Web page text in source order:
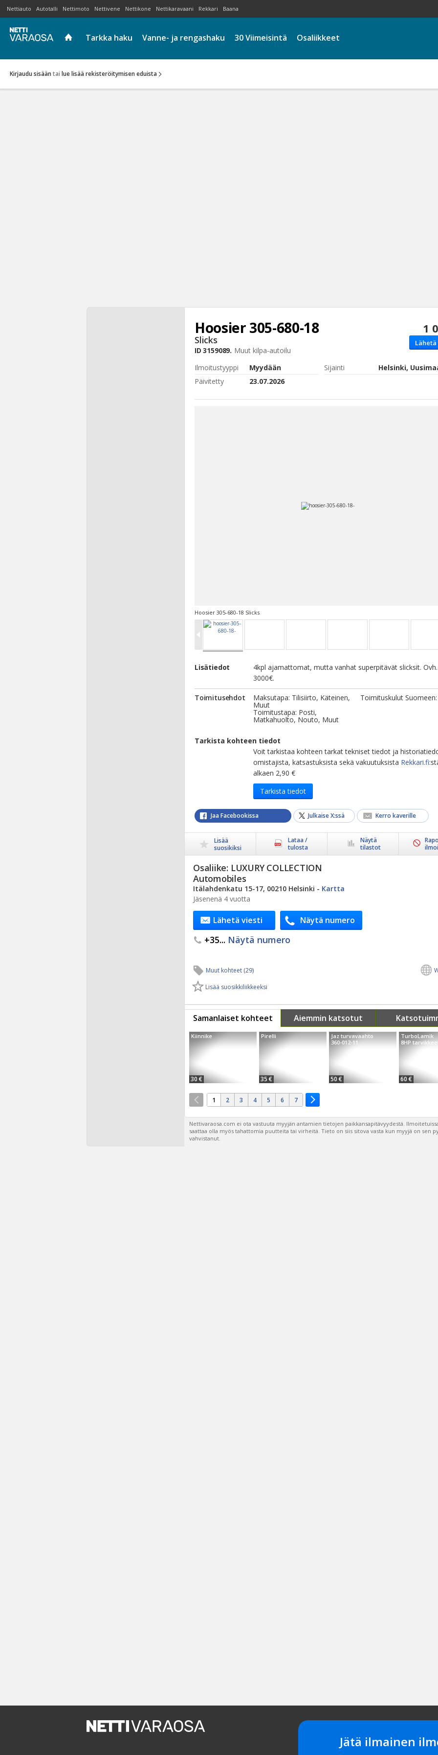
Nettiauto Autotalli Nettimoto Nettivene Nettikone Nettikaravaani Rekkari Baana
Tarkka haku Vanne- ja rengashaku 30 Viimeisintä Osaliikkeet
Kirjaudu sisään tai lue lisää rekisteröitymisen eduista
1
Hoosier 305-680-18
Slicks
ID3159089. Muutkilpa-autoilu
Ilmoitustyyppi
Myydään Sijainti
Helsinki,
Päivitetty
23.07.2026
Hoosier 305-680-18 Slicks
Lisätiedot
4kpl ajamattomat, mutta vanhat superpitävät slicksit.
3000€.
Toimitusehdot Maksutapa: Tilisiirto, Käteinen,
Muut
Toimitustapa: Posti,
Matkahuolto, Nouto, Muut
Toimituskulut
Tarkista kohteen tiedot
Voit tarkistaa kohteen tarkat tekniset tiedot ja
omistajista, katsastuksista sekä vakuutuksista Rekkari.fi
alkaen 2,90 €
Tarkista tiedot
Jaa Facebookissa Julkaise X:ssä Kerro kaverille
Lisää
suosikiksi
Lataa /
tulosta
Näytä
tilastot
Osaliike: LUXURY COLLECTION
Automobiles
Itälahdenkatu 15-17, 00210 Helsinki - Kartta
Jäsenenä 4 vuotta
Lähetä viesti Näytä numero
+35... Näytä numero
Muut kohteet (29)
Lisää suosikkiliikkeeksi
Samanlaiset kohteet Aiemmin katsotut
Kiinnike
30 €
Pirelli
35 €
Jaz turvavaahto
360-012-11
50 €
TurboLamik
8HP
60 €
1 2 3 4 5 6 7
Nettivaraosa.com ei ota vastuuta myyjän antamien tietojen paikkansapitävyydestä.
saattaa olla myös tahattomia puutteita tai virheitä. Tieto on siis sitova vasta kun myyjä on sen
vahvistanut.
Jätä ilmainen